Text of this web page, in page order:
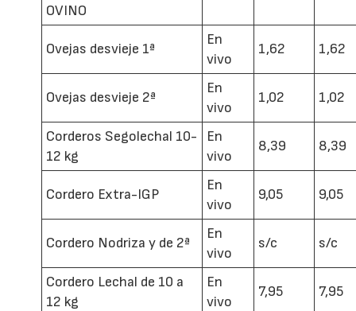
OVINO
Ovejas desvieje 1ª
En
vivo
1,62 1,62
Ovejas desvieje 2ª
En
vivo
1,02 1,02
Corderos Segolechal 10-
12 kg
En
vivo
8,39 8,39
Cordero Extra-IGP
En
vivo
9,05 9,05
Cordero Nodriza y de 2ª
En
vivo
s/c s/c
Cordero Lechal de 10 a
12 kg
En
vivo
7,95 7,95